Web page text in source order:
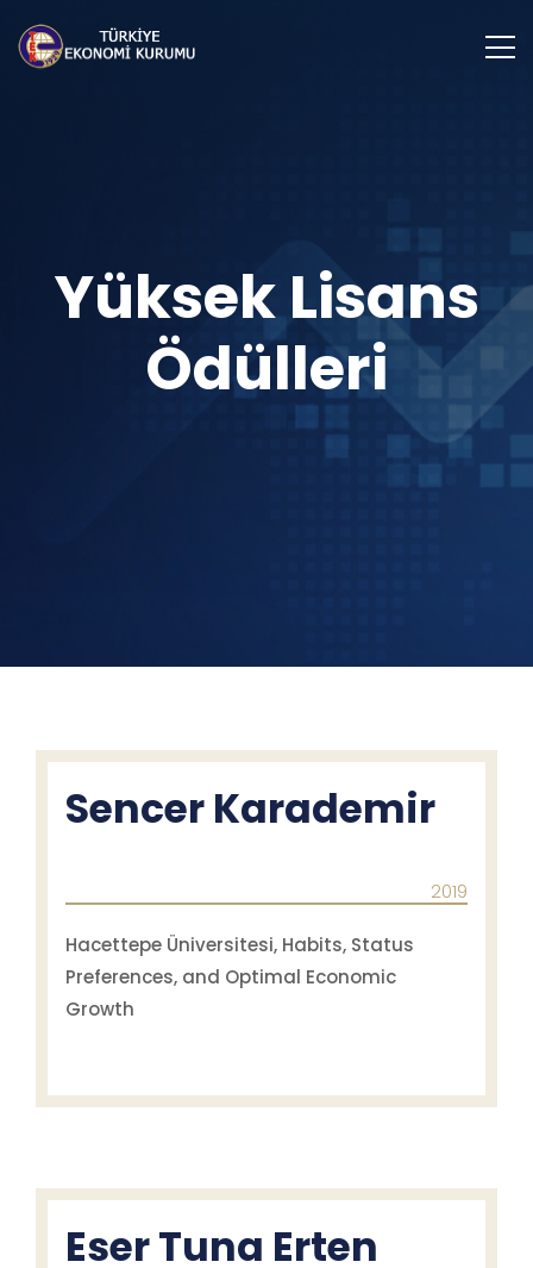
Yüksek Lisans
Ödülleri
Sencer Karademir
2019
Hacettepe Üniversitesi, Habits, Status
Preferences, and Optimal Economic
Growth
Eser Tuna Erten